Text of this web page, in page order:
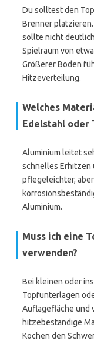
Du solltest den
Brenner
sollte nicht
Spielraum von
Größerer Boden
Hitzeverteilung.
Welches
Edelstahl oder
Aluminium leitet
schnelles Erhitzen
pflegeleichter,
Aluminium.
Muss ich eine
verwenden?
Bei kleinen oder
Topfunterlagen
Auflagefläche und
hitzebeständige
Kochen den